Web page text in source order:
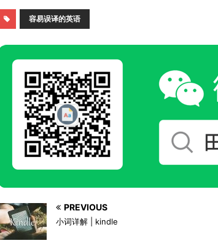
容易误译的英语
PREVIOUS
小词详解 | kindle